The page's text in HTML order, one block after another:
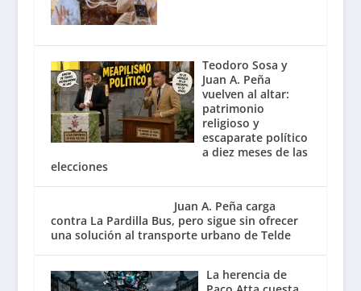
Teodoro Sosa y
Juan A. Peña
vuelven al altar:
patrimonio
religioso y
escaparate político
a diez meses de las
elecciones
Juan A. Peña carga
contra La Pardilla Bus, pero sigue sin ofrecer
una solución al transporte urbano de Telde
La herencia de